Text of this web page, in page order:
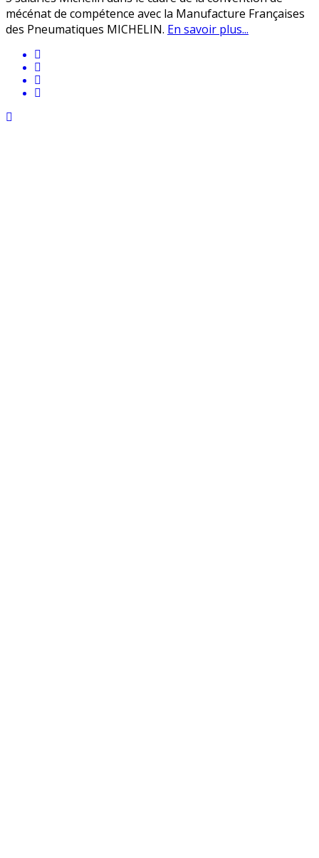
mécénat de compétence avec la Manufacture Françaises
des Pneumatiques MICHELIN. En savoir plus...